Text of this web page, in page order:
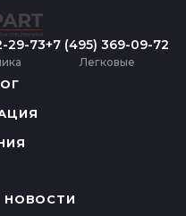
29-73+7 (495) 369-09-72
Легковые
НОВОСТИ